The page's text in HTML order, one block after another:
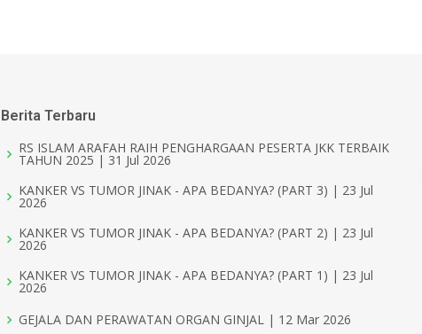
Berita Terbaru
RS ISLAM ARAFAH RAIH PENGHARGAAN PESERTA JKK TERBAIK
TAHUN 2025 | 31 Jul 2026
KANKER VS TUMOR JINAK - APA BEDANYA? (PART 3) | 23 Jul
2026
KANKER VS TUMOR JINAK - APA BEDANYA? (PART 2) | 23 Jul
2026
KANKER VS TUMOR JINAK - APA BEDANYA? (PART 1) | 23 Jul
2026
GEJALA DAN PERAWATAN ORGAN GINJAL | 12 Mar 2026